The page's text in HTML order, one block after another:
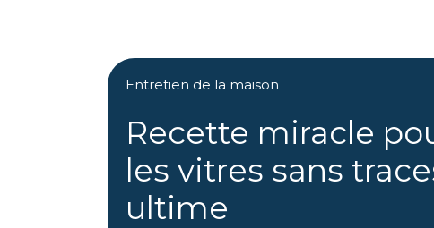
Entretien de la maison
Recette miracle
les vitres sans
ultime